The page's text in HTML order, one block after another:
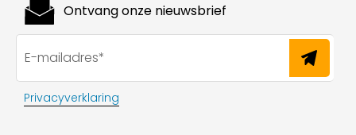
Ontvang onze nieuwsbrief
Privacyverklaring